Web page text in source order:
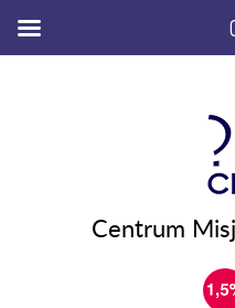
Centrum